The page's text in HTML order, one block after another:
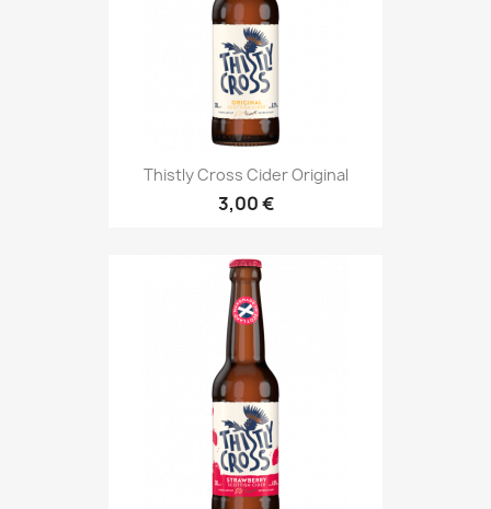
Thistly Cross Cider Original
3,00 €